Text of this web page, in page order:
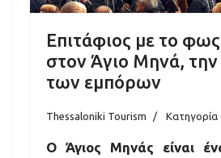
Επιτάφιος με το
στον Άγιο Μηνά, την
των εμπόρων
Thessaloniki Tourism Κατηγορία
Ο Άγιος Μηνάς είναι